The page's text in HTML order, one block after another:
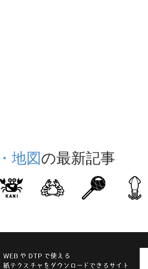
地図の最新記事